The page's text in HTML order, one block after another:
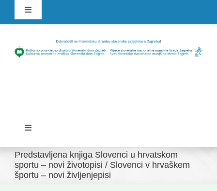
content
Toggle
Navigation
Toggle
Domov
Novice
Predstavljena knjiga Slovenci u hrvatskom
sportu – novi životopisi / Slovenci v hrvaškem
športu – novi življenjepisi